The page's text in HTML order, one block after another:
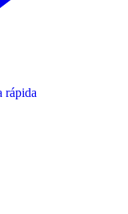
rápida